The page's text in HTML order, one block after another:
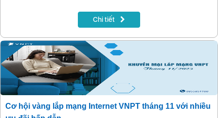
Chi tiết
Cơ hội vàng lắp mạng Internet VNPT tháng 11 với nhiều